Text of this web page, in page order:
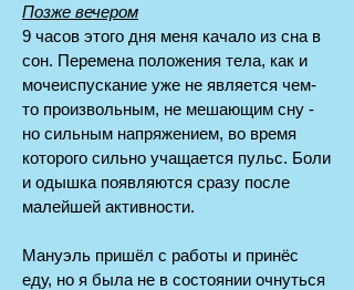
Позже вечером
9 часов этого дня меня качало из сна в
сон. Перемена положения тела, как и
мочеиспускание уже не является чем-
то произвольным, не мешающим сну -
но сильным напряжением, во время
которого сильно учащается пульс. Боли
и одышка появляются сразу после
малейшей активности.
Мануэль пришёл с работы и принёс
еду, но я была не в состоянии очнуться